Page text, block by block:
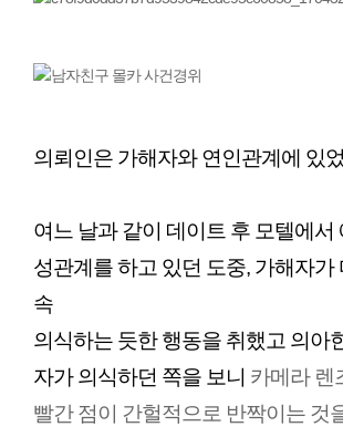
의뢰인은 가해자와 연인관계에 있
여느 날과 같이 데이트 후 모텔에서
성관계를 하고 있던 도중, 가해자가
속
의식하는 듯한 행동을 취했고 의아
자가 의식하던 쪽을 보니 카메라 렌
빨간 점이 간헐적으로 반짝이는 것